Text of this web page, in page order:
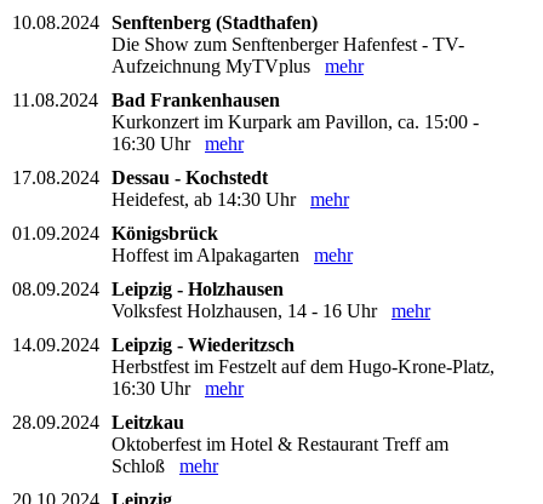
10.08.2024 Senftenberg (Stadthafen)
Die Show zum Senftenberger Hafenfest - TV-
Aufzeichnung MyTVplus mehr
11.08.2024
Bad Frankenhausen
Kurkonzert im Kurpark am Pavillon, ca. 15:00 -
16:30 Uhr mehr
17.08.2024 Dessau - Kochstedt
Heidefest, ab 14:30 Uhr mehr
01.09.2024 Königsbrück
Hoffest im Alpakagarten mehr
08.09.2024 Leipzig - Holzhausen
Volksfest Holzhausen, 14 - 16 Uhr mehr
14.09.2024 Leipzig - Wiederitzsch
Herbstfest im Festzelt auf dem Hugo-Krone-Platz,
16:30 Uhr mehr
28.09.2024 Leitzkau
Oktoberfest im Hotel & Restaurant Treff am
Schloß mehr
20.10.2024 Leipzig